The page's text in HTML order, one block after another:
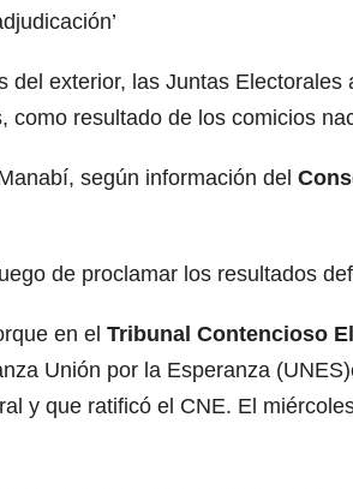
del exterior, las Juntas Electorales
resultado de los comicios
según información del
de proclamar los resultados
en el Tribunal Contencioso
Unión por la Esperanza
y que ratificó el CNE. El